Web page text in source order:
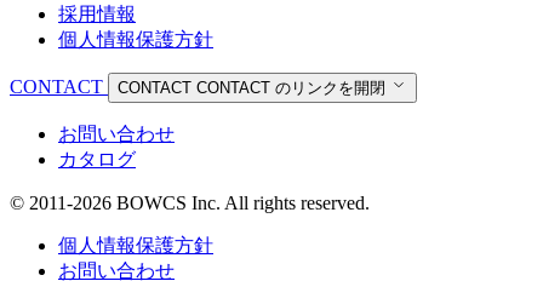
採用情報
個人情報保護方針
CONTACT CONTACT CONTACT のリンクを開閉
お問い合わせ
カタログ
© 2011-2026 BOWCS Inc. All rights reserved.
個人情報保護方針
お問い合わせ